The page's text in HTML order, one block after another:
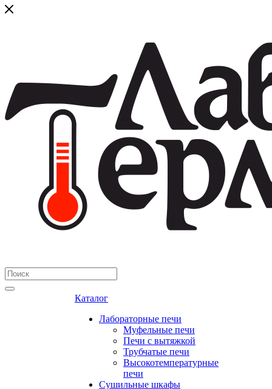
Каталог
Лабораторные печи
Муфельные печи
Печи с вытяжкой
Трубчатые печи
Высокотемпературные
печи
Сушильные шкафы